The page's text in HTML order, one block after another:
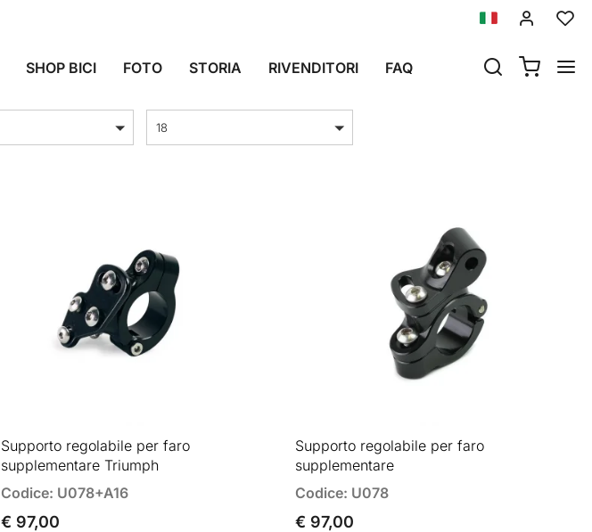
SHOP BICI FOTO STORIA RIVENDITORI FAQ
18
Supporto regolabile per faro
supplementare Triumph
Codice: U078+A16
€ 97,00
Supporto regolabile per faro
supplementare
Codice: U078
€ 97,00